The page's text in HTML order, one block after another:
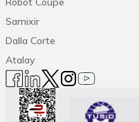
Samixir
Dalla Corte
Atalay